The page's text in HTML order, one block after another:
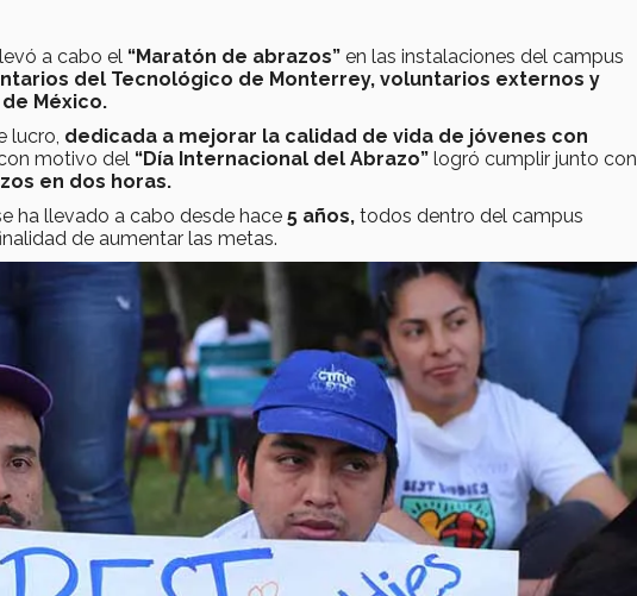
a cabo el “Maratón de abrazos” en las instalaciones del campus
del Tecnológico de Monterrey, voluntarios externos y
México.
lucro, dedicada a mejorar la calidad de vida de jóvenes con
motivo del “Día Internacional del Abrazo” logró cumplir junto con
en dos horas.
ha llevado a cabo desde hace 5 años, todos dentro del campus
de aumentar las metas.